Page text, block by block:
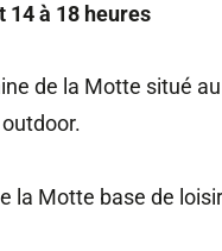
14 à 18 heures
de la Motte situé
la Motte base de